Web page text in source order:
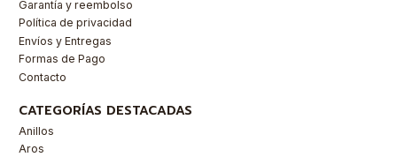
Garantía y reembolso
Política de privacidad
Envíos y Entregas
Formas de Pago
Contacto
CATEGORÍAS DESTACADAS
Anillos
Aros